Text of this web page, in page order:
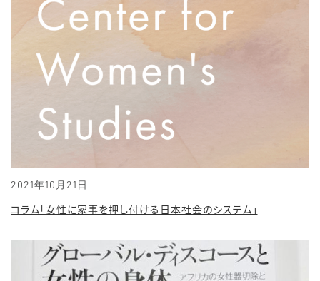
2021年10月21日
コラム「女性に家事を押し付ける日本社会のシステム」